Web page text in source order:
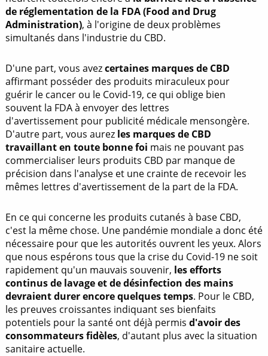
de réglementation de la FDA (Food and Drug
Administration), à l'origine de deux problèmes
simultanés dans l'industrie du CBD.
D'une part, vous avezcertaines marques de CBD
affirmant posséder des produits miraculeux pour
guérir le cancer ou le Covid-19, ce qui oblige bien
souvent la FDA à envoyer des lettres
d'avertissement pour publicité médicale mensongère.
D'autre part, vous aurez les marques de CBD
travaillant en toute bonne foi mais ne pouvant pas
commercialiser leurs produits CBD par manque de
précision dans l'analyse et une crainte de recevoir les
mêmes lettres d'avertissement de la part de la FDA.
En ce qui concerne les produits cutanés à base CBD,
c'est la même chose. Une pandémie mondiale a donc été
nécessaire pour que les autorités ouvrent les yeux. Alors
que nous espérons tous que la crise du Covid-19 ne soit
rapidement qu'un mauvais souvenir, les efforts
continus de lavage et de désinfection des mains
devraient durer encore quelques temps. Pour le CBD,
les preuves croissantes indiquant ses bienfaits
potentiels pour la santé ont déjà permis d'avoir des
consommateurs fidèles, d'autant plus avec la situation
sanitaire actuelle.